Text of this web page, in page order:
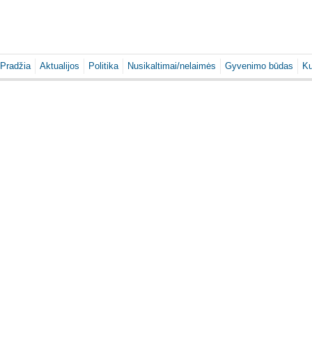
Pradžia Aktualijos Politika Nusikaltimai/nelaimės Gyvenimo būdas